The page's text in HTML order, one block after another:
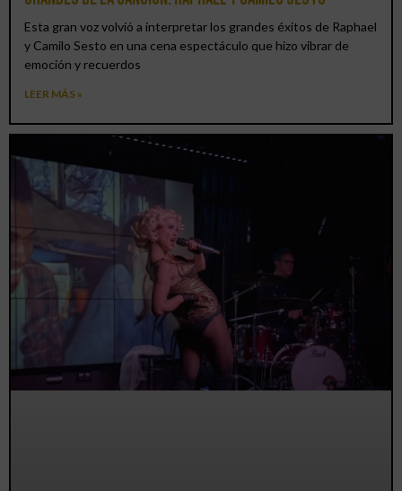
Esta gran voz volvió a interpretar los grandes éxitos de Raphael
y Camilo Sesto en una cena espectáculo que hizo vibrar de
emoción y recuerdos
LEER MÁS »